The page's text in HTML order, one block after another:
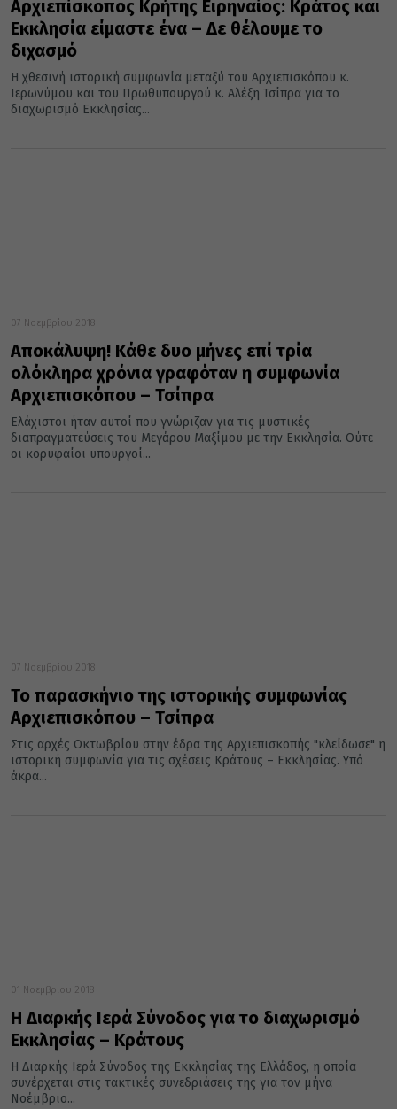
Αρχιεπίσκοπος Κρήτης Ειρηναίος: Κράτος και
Εκκλησία είμαστε ένα – Δε θέλουμε το
διχασμό
Η χθεσινή ιστορική συμφωνία μεταξύ του Αρχιεπισκόπου κ.
Ιερωνύμου και του Πρωθυπουργού κ. Αλέξη Τσίπρα για το
διαχωρισμό Εκκλησίας...
07 Νοεμβρίου 2018
Αποκάλυψη! Κάθε δυο μήνες επί τρία
ολόκληρα χρόνια γραφόταν η συμφωνία
Αρχιεπισκόπου – Τσίπρα
Ελάχιστοι ήταν αυτοί που γνώριζαν για τις μυστικές
διαπραγματεύσεις του Μεγάρου Μαξίμου με την Εκκλησία. Ούτε
οι κορυφαίοι υπουργοί...
07 Νοεμβρίου 2018
Το παρασκήνιο της ιστορικής συμφωνίας
Αρχιεπισκόπου – Τσίπρα
Στις αρχές Οκτωβρίου στην έδρα της Αρχιεπισκοπής "κλείδωσε" η
ιστορική συμφωνία για τις σχέσεις Κράτους – Εκκλησίας. Υπό
άκρα...
01 Νοεμβρίου 2018
Η Διαρκής Ιερά Σύνοδος για το διαχωρισμό
Εκκλησίας – Κράτους
Η Διαρκής Ιερά Σύνοδος της Εκκλησίας της Ελλάδος, η οποία
συνέρχεται στις τακτικές συνεδριάσεις της για τον μήνα
Νοέμβριο...